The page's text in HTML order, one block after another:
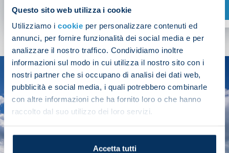
Questo sito web utilizza i cookie
Utilizziamo i cookie per personalizzare contenuti ed
annunci, per fornire funzionalità dei social media e per
analizzare il nostro traffico. Condividiamo inoltre
informazioni sul modo in cui utilizza il nostro sito con i
nostri partner che si occupano di analisi dei dati web,
pubblicità e social media, i quali potrebbero combinarle
con altre informazioni che ha fornito loro o che hanno
raccolto dal suo utilizzo dei loro servizi.
Accetta tutti
SHOP NOW
SEASON
2025/26